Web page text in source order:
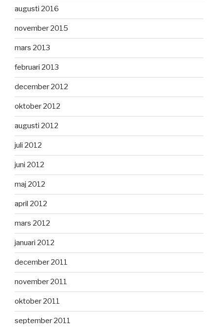
augusti 2016
november 2015
mars 2013
februari 2013
december 2012
oktober 2012
augusti 2012
juli 2012
juni 2012
maj 2012
april 2012
mars 2012
januari 2012
december 2011
november 2011
oktober 2011
september 2011